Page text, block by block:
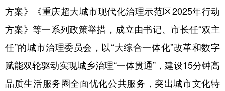
方案》《重庆超大城市现代化治理示范区2025年行动
方案》等一系列政策举措，成立由书记、市长任“双主
任”的城市治理委员会，以“大综合一体化”改革和数字
赋能双轮驱动实现城乡治理“一体贯通”，建设15分钟高
品质生活服务圈全面优化公共服务，突出城市文化特